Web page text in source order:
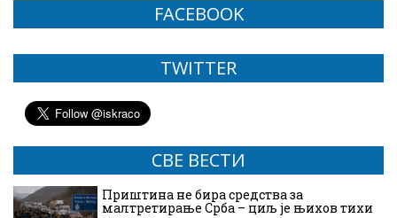
FACEBOOK
TWITTER
СВЕ ВЕСТИ
Приштина не бира средства за
малтретирање Срба – циљ је њихов тихи